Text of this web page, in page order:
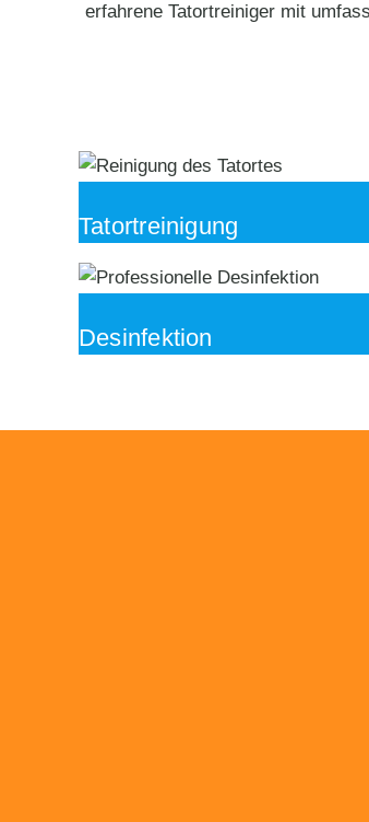
erfahrene Tatortreiniger mit
Tatortreinigung
Desinfektion